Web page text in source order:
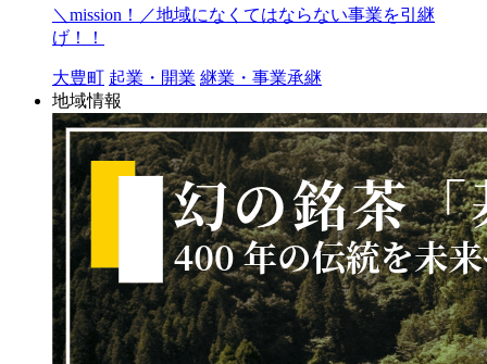
＼mission！／地域になくてはならない事業を引継
げ！！
大豊町 起業・開業 継業・事業承継
地域情報